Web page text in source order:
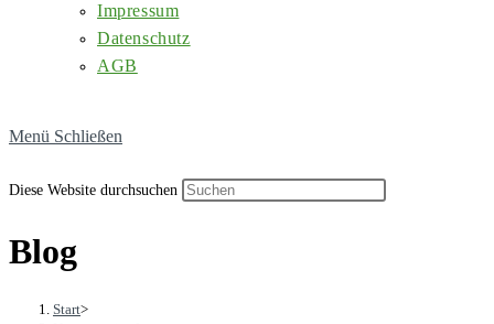
Impressum
Datenschutz
AGB
Menü Schließen
Diese Website durchsuchen
Blog
Start>